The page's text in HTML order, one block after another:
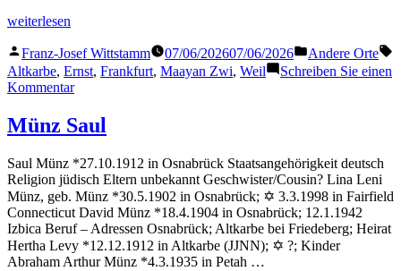
„Weil
weiterlesen
Veröffentlicht
von
Franz-Josef Wittstamm 07/06/202607/06/2026
Veröffentlicht
in
Andere Orte
Altkarbe, Ernst, Frankfurt, Maayan Zwi, Weil
Schreiben Sie einen
Kommentarzu
Ernst
Münz Saul
Saul Münz *27.10.1912 in Osnabrück Staatsangehörigkeit deutsch
Religion jüdisch Eltern unbekannt Geschwister/Cousin? Lina Leni
Münz, geb. Münz *30.5.1902 in Osnabrück; ✡ 3.3.1998 in Fairfield
Connecticut David Münz *18.4.1904 in Osnabrück; 12.1.1942
Izbica Beruf – Adressen Osnabrück; Altkarbe bei Friedeberg; Heirat
Hertha Levy *12.12.1912 in Altkarbe (JJNN); ✡ ?; Kinder
Abraham Arthur Münz *4.3.1935 in Petah …